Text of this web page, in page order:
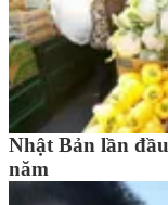
Nhật Bản lần
năm